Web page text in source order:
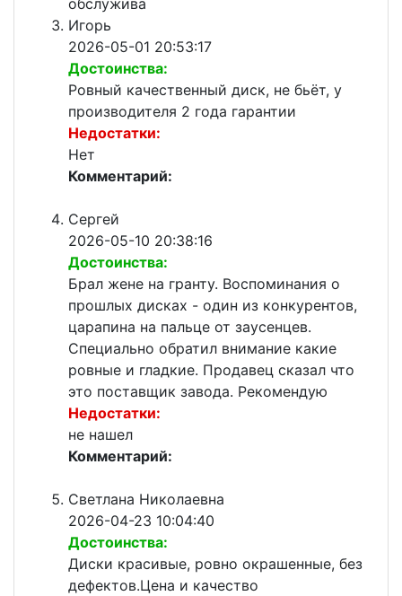
обслужива
Игорь
2026-05-01 20:53:17
Достоинства:
Ровный качественный диск, не бьёт, у
производителя 2 года гарантии
Недостатки:
Нет
Комментарий:
Сергей
2026-05-10 20:38:16
Достоинства:
Брал жене на гранту. Воспоминания о
прошлых дисках - один из конкурентов,
царапина на пальце от заусенцев.
Специально обратил внимание какие
ровные и гладкие. Продавец сказал что
это поставщик завода. Рекомендую
Недостатки:
не нашел
Комментарий:
Светлана Николаевна
2026-04-23 10:04:40
Достоинства:
Диски красивые, ровно окрашенные, без
дефектов.Цена и качество